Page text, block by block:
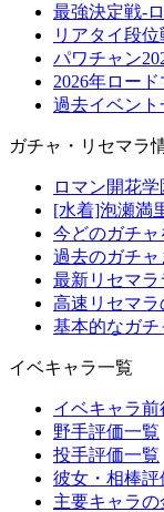
最強決定戦-
リアタイ段位
パワチャン
2026年ロー
過去イベント
ガチャ・リセマラ
ロマン開花
[水着]泡瀬満
今どのガチ
過去のガチャ
最新リセマ
高速リセマラ
基本的なガ
イベキャラ一覧
イベキャラ前
野手評価一覧
投手評価一覧
彼女・相棒評
主要キャラ